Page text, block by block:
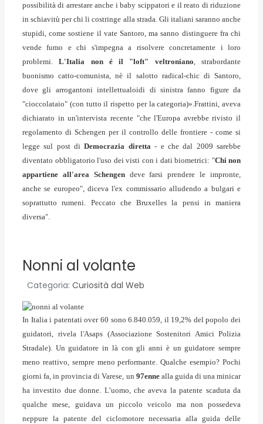
possibilità di arrestare anche i baby scippatori e il reato di riduzione
in schiavitù per chi li costringe alla strada. Gli italiani saranno anche
stupidi, come sostiene il vate Santoro, ma sanno distinguere fra chi
vende fumo e chi s'impegna a risolvere concretamente i loro
problemi.L'Italia non é il "loft" veltroniano, strabordante
buonismo catto-comunista, nè il salotto radical-chic di Santoro,
dove gli arrogantoni intellettualoidi di sinistra fanno figure da
"cioccolataio" (con tutto il rispetto per la categoria)».Frattini, aveva
dichiarato in un'intervista recente "che l'Europa avrebbe rivisto il
regolamento di Schengen per il controllo delle frontiere - come si
legge sul post diDemocrazia diretta- e che dal 2009 sarebbe
diventato obbligatorio l'uso dei visti con i dati biometrici: "Chi non
appartiene all'area Schengen deve farsi prendere le impronte,
anche se europeo", diceva l'ex commissario alludendo a bulgari e
soprattutto rumeni. Peccato che Bruxelles la pensi in maniera
diversa".
Nonni al volante
Categoria: Curiosità dal Web
In Italia i patentati over 60 sono 6.840.059, il 19,2% del popolo dei
guidatori, rivela l'Asaps (Associazione Sostenitori Amici Polizia
Stradale). Un guidatore in là con gli anni è un guidatore sempre
meno reattivo, sempre meno performante. Qualche esempio? Pochi
giorni fa, in provincia di Varese, un 97enne alla guida di una minicar
ha investito due donne. L’uomo, che aveva la patente scaduta da
qualche mese, guidava un piccolo veicolo ma non possedeva
neppure la patente del ciclomotore necessaria alla guida delle